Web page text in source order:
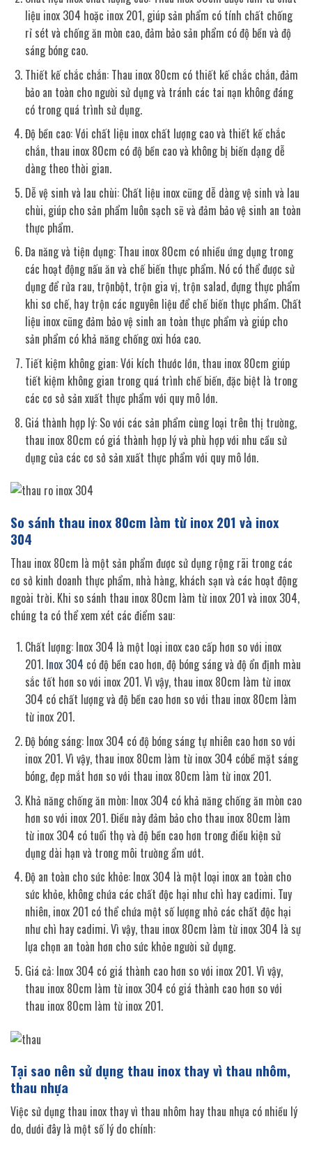
liệu inox 304 hoặc inox 201, giúp sản phẩm có tính chất chống
rỉ sét và chống ăn mòn cao, đảm bảo sản phẩm có độ bền và độ
sáng bóng cao.
Thiết kế chắc chắn: Thau inox 80cm có thiết kế chắc chắn, đảm
bảo an toàn cho người sử dụng và tránh các tai nạn không đáng
có trong quá trình sử dụng.
Độ bền cao: Với chất liệu inox chất lượng cao và thiết kế chắc
chắn, thau inox 80cm có độ bền cao và không bị biến dạng dễ
dàng theo thời gian.
Dễ vệ sinh và lau chùi: Chất liệu inox cũng dễ dàng vệ sinh và lau
chùi, giúp cho sản phẩm luôn sạch sẽ và đảm bảo vệ sinh an toàn
thực phẩm.
Đa năng và tiện dụng: Thau inox 80cm có nhiều ứng dụng trong
các hoạt động nấu ăn và chế biến thực phẩm. Nó có thể được sử
dụng để rửa rau, trộnbột, trộn gia vị, trộn salad, đựng thực phẩm
khi sơ chế, hay trộn các nguyên liệu để chế biến thực phẩm. Chất
liệu inox cũng đảm bảo vệ sinh an toàn thực phẩm và giúp cho
sản phẩm có khả năng chống oxi hóa cao.
Tiết kiệm không gian: Với kích thước lớn, thau inox 80cm giúp
tiết kiệm không gian trong quá trình chế biến, đặc biệt là trong
các cơ sở sản xuất thực phẩm với quy mô lớn.
Giá thành hợp lý: So với các sản phẩm cùng loại trên thị trường,
thau inox 80cm có giá thành hợp lý và phù hợp với nhu cầu sử
dụng của các cơ sở sản xuất thực phẩm với quy mô lớn.
So sánh thau inox 80cm làm từ inox 201 và inox
304
Thau inox 80cm là một sản phẩm được sử dụng rộng rãi trong các
cơ sở kinh doanh thực phẩm, nhà hàng, khách sạn và các hoạt động
ngoài trời. Khi so sánh thau inox 80cm làm từ inox 201 và inox 304,
chúng ta có thể xem xét các điểm sau:
Chất lượng: Inox 304 là một loại inox cao cấp hơn so với inox
201. Inox 304 có độ bền cao hơn, độ bóng sáng và độ ổn định màu
sắc tốt hơn so với inox 201. Vì vậy, thau inox 80cm làm từ inox
304 có chất lượng và độ bền cao hơn so với thau inox 80cm làm
từ inox 201.
Độ bóng sáng: Inox 304 có độ bóng sáng tự nhiên cao hơn so với
inox 201. Vì vậy, thau inox 80cm làm từ inox 304 cóbề mặt sáng
bóng, đẹp mắt hơn so với thau inox 80cm làm từ inox 201.
Khả năng chống ăn mòn: Inox 304 có khả năng chống ăn mòn cao
hơn so với inox 201. Điều này đảm bảo cho thau inox 80cm làm
từ inox 304 có tuổi thọ và độ bền cao hơn trong điều kiện sử
dụng dài hạn và trong môi trường ẩm ướt.
Độ an toàn cho sức khỏe: Inox 304 là một loại inox an toàn cho
sức khỏe, không chứa các chất độc hại như chì hay cadimi. Tuy
nhiên, inox 201 có thể chứa một số lượng nhỏ các chất độc hại
như chì hay cadimi. Vì vậy, thau inox 80cm làm từ inox 304 là sự
lựa chọn an toàn hơn cho sức khỏe người sử dụng.
Giá cả: Inox 304 có giá thành cao hơn so với inox 201. Vì vậy,
thau inox 80cm làm từ inox 304 có giá thành cao hơn so với
thau inox 80cm làm từ inox 201.
Tại sao nên sử dụng thau inox thay vì thau nhôm,
thau nhựa
Việc sử dụng thau inox thay vì thau nhôm hay thau nhựa có nhiều lý
do, dưới đây là một số lý do chính: